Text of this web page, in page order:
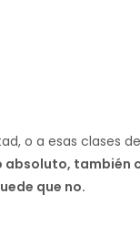
o a esas
también
que no.